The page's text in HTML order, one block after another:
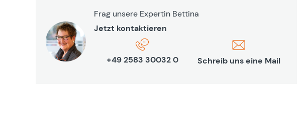
Frag unsere Expertin Bettina
Jetzt kontaktieren
+49 2583 30032 0 Schreib uns eine Mail